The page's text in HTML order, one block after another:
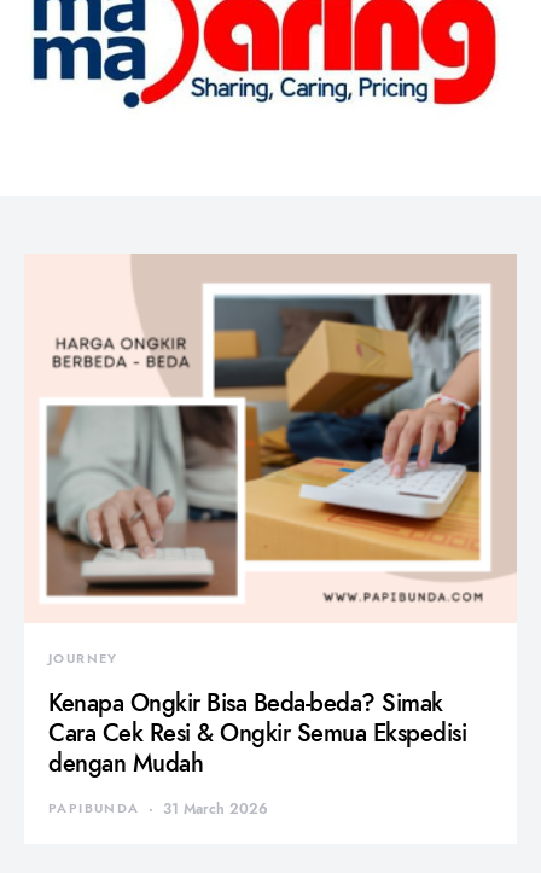
JOURNEY
Kenapa Ongkir Bisa Beda-beda? Simak
Cara Cek Resi & Ongkir Semua Ekspedisi
dengan Mudah
PAPIBUNDA 31 March 2026